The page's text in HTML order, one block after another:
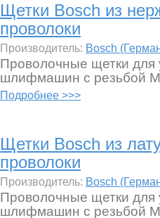
Щетки Bosch из
проволоки
Производитель: Bosch
Проволочные щетки для
шлифмашин с резьбой
Подробнее >>>
Щетки Bosch из
проволоки
Производитель: Bosch
Проволочные щетки для
шлифмашин с резьбой